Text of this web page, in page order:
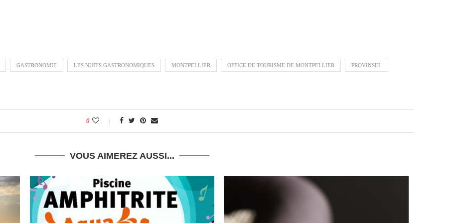
GASTRONOMIE LES NUITS GASTRONOMIQUES MONTPELLIER OFFICE DE TOURISME DE MONTPELLIER PROVINSEL
0
VOUS AIMEREZ AUSSI...